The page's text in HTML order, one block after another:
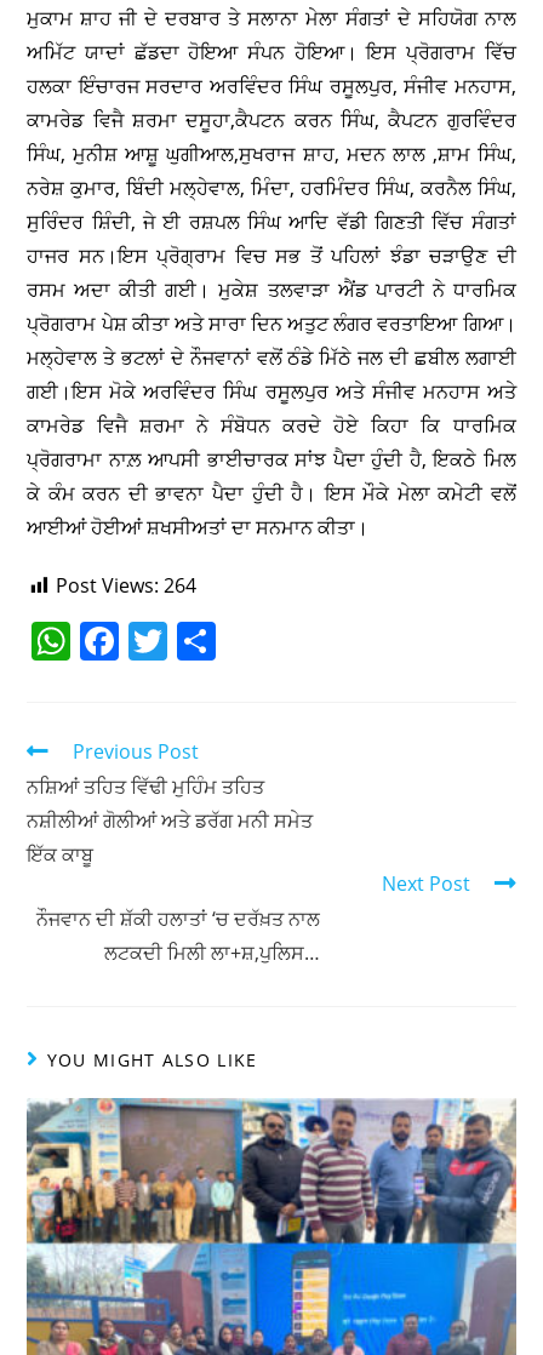
ਮੁਕਾਮ ਸ਼ਾਹ ਜੀ ਦੇ ਦਰਬਾਰ ਤੇ ਸਲਾਨਾ ਮੇਲਾ ਸੰਗਤਾਂ ਦੇ ਸਹਿਯੋਗ ਨਾਲ
ਅਮਿੱਟ ਯਾਦਾਂ ਛੱਡਦਾ ਹੋਇਆ ਸੰਪਨ ਹੋਇਆ। ਇਸ ਪ੍ਰੋਗਰਾਮ ਵਿੱਚ
ਹਲਕਾ ਇੰਚਾਰਜ ਸਰਦਾਰ ਅਰਵਿੰਦਰ ਸਿੰਘ ਰਸੂਲਪੁਰ, ਸੰਜੀਵ ਮਨਹਾਸ,
ਕਾਮਰੇਡ ਵਿਜੈ ਸ਼ਰਮਾ ਦਸੂਹਾ,ਕੈਪਟਨ ਕਰਨ ਸਿੰਘ, ਕੈਪਟਨ ਗੁਰਵਿੰਦਰ
ਸਿੰਘ, ਮੁਨੀਸ਼ ਆਸ਼ੂ ਘੁਗੀਆਲ,ਸੁਖਰਾਜ ਸ਼ਾਹ, ਮਦਨ ਲਾਲ ,ਸ਼ਾਮ ਸਿੰਘ,
ਨਰੇਸ਼ ਕੁਮਾਰ, ਬਿੰਦੀ ਮਲ੍ਹੇਵਾਲ, ਮਿੰਦਾ, ਹਰਮਿੰਦਰ ਸਿੰਘ, ਕਰਨੈਲ ਸਿੰਘ,
ਸੁਰਿੰਦਰ ਸ਼ਿੰਦੀ, ਜੇ ਈ ਰਸ਼ਪਲ ਸਿੰਘ ਆਦਿ ਵੱਡੀ ਗਿਣਤੀ ਵਿੱਚ ਸੰਗਤਾਂ
ਹਾਜਰ ਸਨ।ਇਸ ਪ੍ਰੋਗ੍ਰਾਮ ਵਿਚ ਸਭ ਤੋਂ ਪਹਿਲਾਂ ਝੰਡਾ ਚੜਾਉਣ ਦੀ
ਰਸਮ ਅਦਾ ਕੀਤੀ ਗਈ। ਮੁਕੇਸ਼ ਤਲਵਾੜਾ ਐਂਡ ਪਾਰਟੀ ਨੇ ਧਾਰਮਿਕ
ਪ੍ਰੋਗਰਾਮ ਪੇਸ਼ ਕੀਤਾ ਅਤੇ ਸਾਰਾ ਦਿਨ ਅਤੁਟ ਲੰਗਰ ਵਰਤਾਇਆ ਗਿਆ।
ਮਲ੍ਹੇਵਾਲ ਤੇ ਭਟਲਾਂ ਦੇ ਨੌਜਵਾਨਾਂ ਵਲੋਂ ਠੰਡੇ ਮਿੱਠੇ ਜਲ ਦੀ ਛਬੀਲ ਲਗਾਈ
ਗਈ।ਇਸ ਮੋਕੇ ਅਰਵਿੰਦਰ ਸਿੰਘ ਰਸੂਲਪੁਰ ਅਤੇ ਸੰਜੀਵ ਮਨਹਾਸ ਅਤੇ
ਕਾਮਰੇਡ ਵਿਜੈ ਸ਼ਰਮਾ ਨੇ ਸੰਬੋਧਨ ਕਰਦੇ ਹੋਏ ਕਿਹਾ ਕਿ ਧਾਰਮਿਕ
ਪ੍ਰੋਗਰਾਮਾ ਨਾਲ਼ ਆਪਸੀ ਭਾਈਚਾਰਕ ਸਾਂਝ ਪੈਦਾ ਹੁੰਦੀ ਹੈ, ਇਕਠੇ ਮਿਲ
ਕੇ ਕੰਮ ਕਰਨ ਦੀ ਭਾਵਨਾ ਪੈਦਾ ਹੁੰਦੀ ਹੈ। ਇਸ ਮੌਕੇ ਮੇਲਾ ਕਮੇਟੀ ਵਲੋਂ
ਆਈਆਂ ਹੋਈਆਂ ਸ਼ਖਸੀਅਤਾਂ ਦਾ ਸਨਮਾਨ ਕੀਤਾ।
Post Views: 264
W
s
A
p
p
F
e
b
o
k
T
er
Previous Post
ਨਸ਼ਿਆਂ ਤਹਿਤ ਵਿੱਢੀ ਮੁਹਿੰਮ ਤਹਿਤ
ਨਸ਼ੀਲੀਆਂ ਗੋਲੀਆਂ ਅਤੇ ਡਰੱਗ ਮਨੀ ਸਮੇਤ
ਇੱਕ ਕਾਬੂ
Next Post
ਨੌਜਵਾਨ ਦੀ ਸ਼ੱਕੀ ਹਲਾਤਾਂ ‘ਚ ਦਰੱਖ਼ਤ ਨਾਲ
ਲਟਕਦੀ ਮਿਲੀ ਲਾ+ਸ਼,ਪੁਲਿਸ…
YOU MIGHT ALSO LIKE